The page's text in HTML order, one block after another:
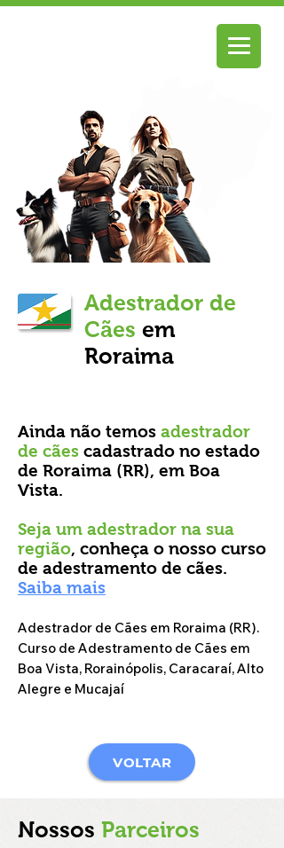
Adestrador de
Cães em
Roraima
Ainda não temos adestrador
de cães cadastrado no estado
de Roraima (RR), em Boa
Vista.
Seja um adestrador na sua
região, conheça o nosso curso
de adestramento de cães.
Saiba mais
Adestrador de Cães em Roraima (RR).
Curso de Adestramento de Cães em
Boa Vista, Rorainópolis, Caracaraí, Alto
Alegre e Mucajaí
VOLTAR
Nossos Parceiros